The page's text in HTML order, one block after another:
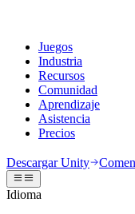
Juegos
Industria
Recursos
Comunidad
Aprendizaje
Asistencia
Precios
Motor de Unity
Crea juegos 2D y 3D
Colaboración 3D
Construye y revisa
Documentación
Discusiones
Unity Learn
Domina las habilidades
Obtener ayuda
Ayudándote a tener éxito
Descargar Unity
Idioma